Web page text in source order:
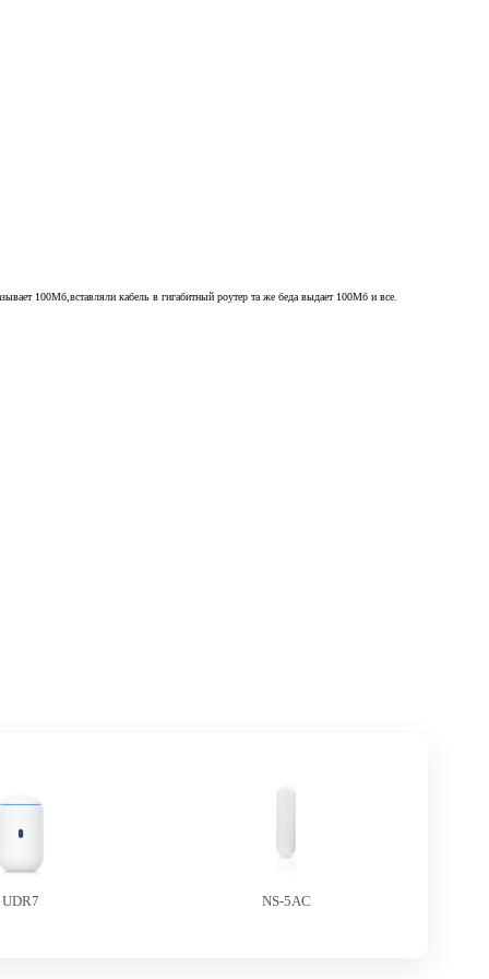
100Мб,вставляли кабель в гигабитный роутер та же беда выдает 100Мб и все.
UDR7 NS-5AC